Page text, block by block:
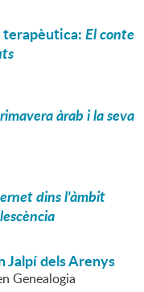
El conte
àrab i la seva
dins l'àmbit
Jalpí dels Arenys
Genealogia